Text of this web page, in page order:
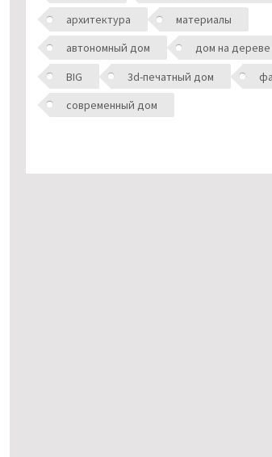
архитектура
материалы
автономный дом
дом на дереве
BIG
3d-печатный дом
современный дом